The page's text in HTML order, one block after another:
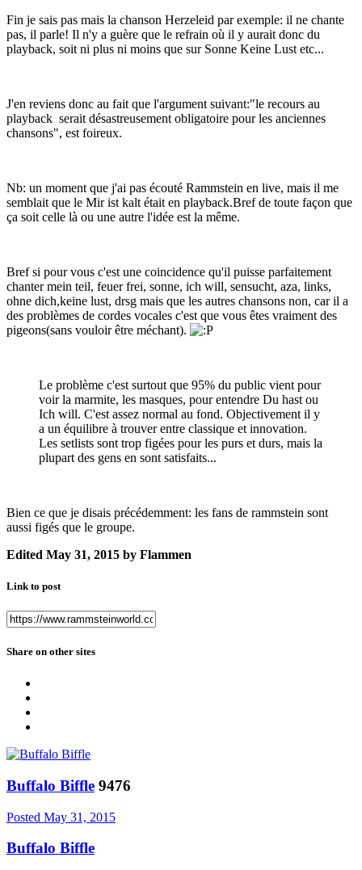
Fin je sais pas mais la chanson Herzeleid par exemple: il ne chante
pas, il parle! Il n'y a guère que le refrain où il y aurait donc du
playback, soit ni plus ni moins que sur Sonne Keine Lust etc...
J'en reviens donc au fait que l'argument suivant:"le recours au
playback serait désastreusement obligatoire pour les anciennes
chansons", est foireux.
Nb: un moment que j'ai pas écouté Rammstein en live, mais il me
semblait que le Mir ist kalt était en playback.Bref de toute façon que
ça soit celle là ou une autre l'idée est la même.
Bref si pour vous c'est une coincidence qu'il puisse parfaitement
chanter mein teil, feuer frei, sonne, ich will, sensucht, aza, links,
ohne dich,keine lust, drsg mais que les autres chansons non, car il a
des problèmes de cordes vocales c'est que vous êtes vraiment des
pigeons(sans vouloir être méchant).
Le problème c'est surtout que 95% du public vient pour
voir la marmite, les masques, pour entendre Du hast ou
Ich will. C'est assez normal au fond. Objectivement il y
a un équilibre à trouver entre classique et innovation.
Les setlists sont trop figées pour les purs et durs, mais la
plupart des gens en sont satisfaits...
Bien ce que je disais précédemment: les fans de rammstein sont
aussi figés que le groupe.
Edited May 31, 2015 by Flammen
Link to post
Share on other sites
Buffalo Biffle 9476
Posted May 31, 2015
Buffalo Biffle